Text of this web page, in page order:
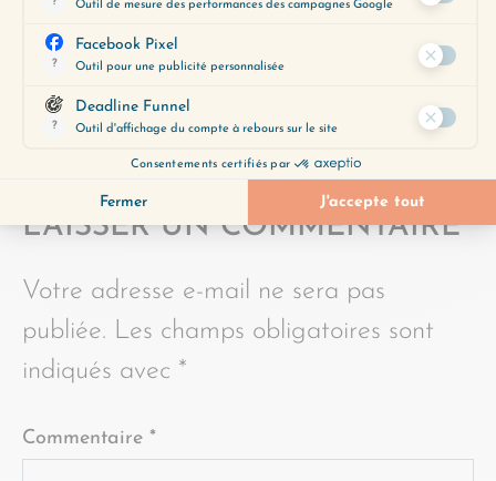
LAISSER UN COMMENTAIRE
Votre adresse e-mail ne sera pas
publiée. Les champs obligatoires sont
indiqués avec *
Commentaire *